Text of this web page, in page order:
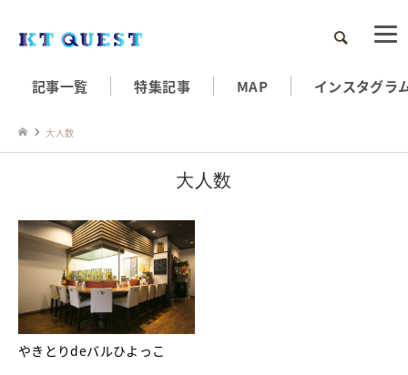
検索
記事一覧 特集記事 MAP インスタグラ
大人数
大人数
やきとりdeバルひよっこ